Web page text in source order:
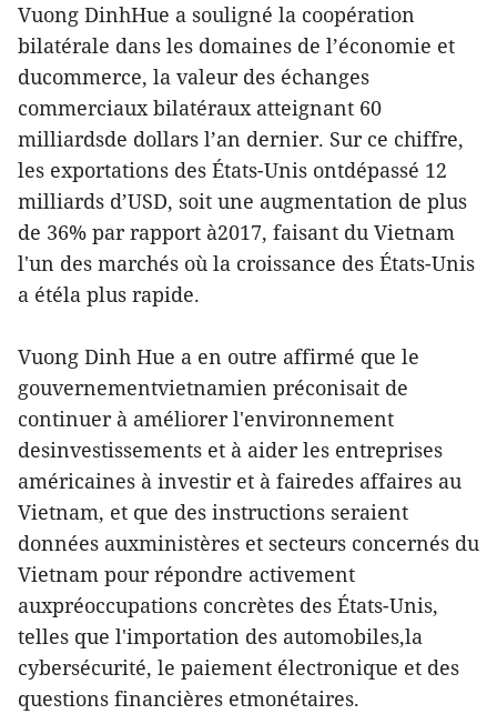
Vuong DinhHue a souligné la coopération
bilatérale dans les domaines de l’économie et
ducommerce, la valeur des échanges
commerciaux bilatéraux atteignant 60
milliardsde dollars l’an dernier. Sur ce chiffre,
les exportations des États-Unis ontdépassé 12
milliards d’USD, soit une augmentation de plus
de 36% par rapport à2017, faisant du Vietnam
l'un des marchés où la croissance des États-Unis
a étéla plus rapide.
Vuong Dinh Hue a en outre affirmé que le
gouvernementvietnamien préconisait de
continuer à améliorer l'environnement
desinvestissements et à aider les entreprises
américaines à investir et à fairedes affaires au
Vietnam, et que des instructions seraient
données auxministères et secteurs concernés du
Vietnam pour répondre activement
auxpréoccupations concrètes des États-Unis,
telles que l'importation des automobiles,la
cybersécurité, le paiement électronique et des
questions financières etmonétaires.